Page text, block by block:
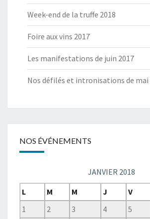
Week-end de la truffe 2018
Foire aux vins 2017
Les manifestations de juin 2017
Nos défilés et intronisations de mai
NOS ÉVÉNEMENTS
JANVIER 2018
L
M M J V
1
2 3 4 5